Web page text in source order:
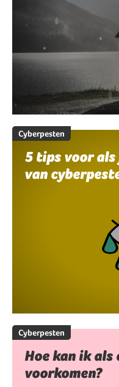
Cyberpesten
5 tips voor
van
Cyberpesten
Hoe kan ik als
voorkomen?